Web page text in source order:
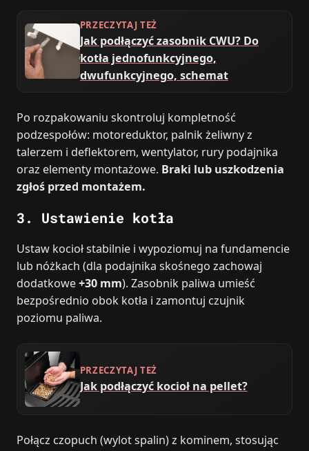
PRZECZYTAJ TEŻ
Jak podłączyć zasobnik CWU? Do
kotła jednofunkcyjnego,
dwufunkcyjnego, schemat
Po rozpakowaniu skontroluj kompletność
podzespołów: motoreduktor, palnik żeliwny z
talerzem i deflektorem, wentylator, rury podajnika
oraz elementy montażowe. Braki lub uszkodzenia
zgłoś przed montażem.
3. Ustawienie kotła
Ustaw kocioł stabilnie i wypoziomuj na fundamencie
lub nóżkach (dla podajnika skośnego zachowaj
dodatkowe+30 mm). Zasobnik paliwa umieść
bezpośrednio obok kotła i zamontuj czujnik
poziomu paliwa.
PRZECZYTAJ TEŻ
Jak podłączyć kocioł na pellet?
Połącz czopuch (wylot spalin) z kominem, stosując